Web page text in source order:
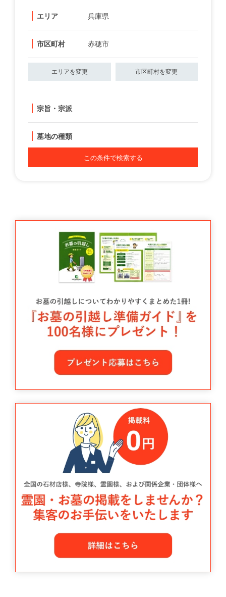
エリア 兵庫県
市区町村 赤穂市
エリアを変更 市区町村を変更
宗旨・宗派
墓地の種類
この条件で検索する